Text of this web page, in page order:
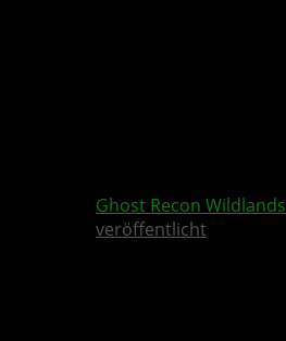
Ghost Recon Wildlands
veröffentlicht